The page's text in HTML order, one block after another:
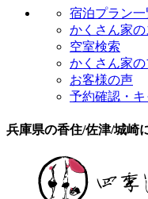
宿泊プラン一
かくさん家
空室検索
かくさん家
お客様の声
予約確認・
兵庫県の香住/佐津/城崎